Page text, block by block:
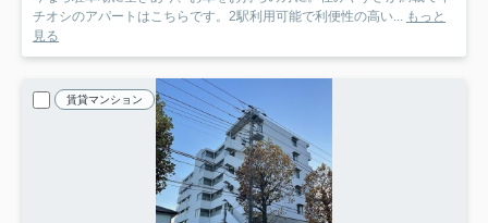
チオシのアパートはこちらです。2駅利用可能で利便性の高い... もっと
見る
賃貸マンション